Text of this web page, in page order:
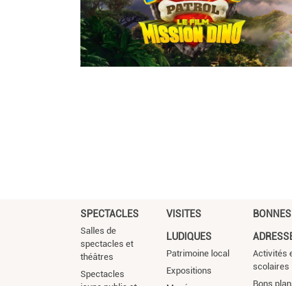
SPECTACLES
Salles de
spectacles et
théâtres
Spectacles
VISITES
LUDIQUES
Patrimoine local
Expositions
BONNES
Activités
scolaires
Bons